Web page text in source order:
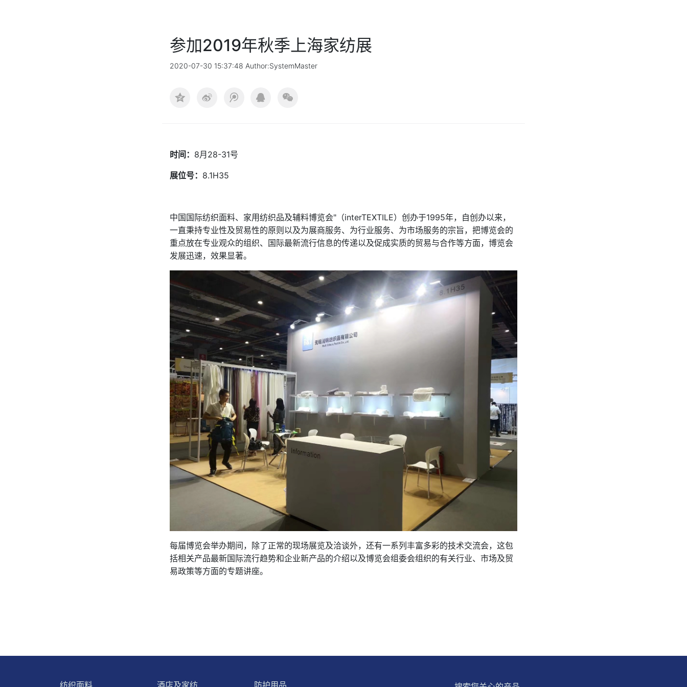
参加2019年秋季上海家纺展
2020-07-30 15:37:48 Author:SystemMaster
时间： 8月28-31号
展位号： 8.1H35
中国国际纺织面料、家用纺织品及辅料博览会"（interTEXTILE）创办于1995年，自创办以来，
一直秉持专业性及贸易性的原则以及为展商服务、为行业服务、为市场服务的宗旨，把博览会的
重点放在专业观众的组织、国际最新流行信息的传递以及促成实质的贸易与合作等方面，博览会
发展迅速，效果显著。
每届博览会举办期间，除了正常的现场展览及洽谈外，还有一系列丰富多彩的技术交流会，这包
括相关产品最新国际流行趋势和企业新产品的介绍以及博览会组委会组织的有关行业、市场及贸
易政策等方面的专题讲座。
纺织面料 酒店及家纺 防护用品